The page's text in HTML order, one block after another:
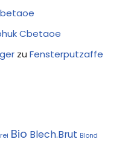
Cbetaoe
zu Fensterputzaffe
Bio Blech.Brut Blond